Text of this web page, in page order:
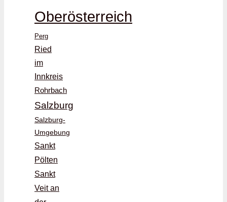
Oberösterreich
Perg
Ried
im
Innkreis
Rohrbach
Salzburg
Salzburg-
Umgebung
Sankt
Pölten
Sankt
Veit an